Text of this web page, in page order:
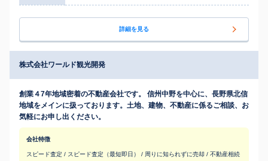
詳細を見る
株式会社ワールド観光開発
創業４7年地域密着の不動産会社です。 信州中野を中心に、長野県北信
地域をメインに扱っております。土地、建物、不動産に係るご相談、お
気軽にお申し出ください。
会社特徴
スピード査定 / スピード査定（最短即日） / 周りに知られずに売却 / 不動産相続